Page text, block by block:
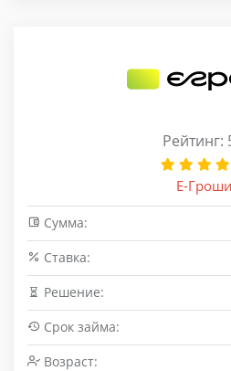
Рейтинг:
Е-Гроши
Сумма:
Cтавка:
Решение:
Срок займа:
Возраст: